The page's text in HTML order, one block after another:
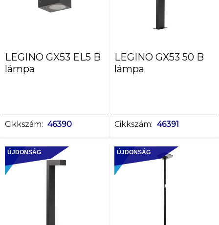
LEGINO GX53 EL5 B
lámpa
Cikkszám: 46390
LEGINO GX53 50 B
lámpa
Cikkszám: 46391
ÚJDONSÁG ÚJDONSÁG